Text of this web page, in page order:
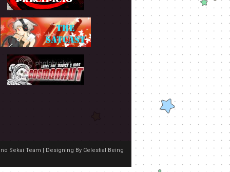
Sekai Team | Designing By Celestial Being